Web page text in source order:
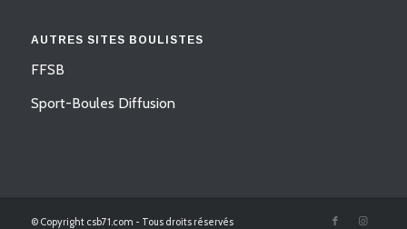
AUTRES SITES BOULISTES
FFSB
Sport-Boules Diffusion
© Copyright csb71.com - Tous droits réservés